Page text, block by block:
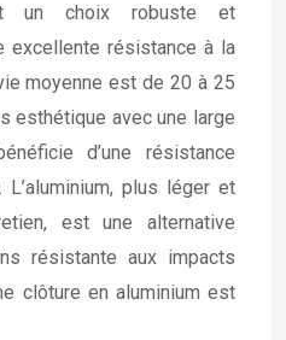
un choix robuste et
excellente résistance à la
moyenne est de 20 à 25
esthétique avec une large
d’une résistance
plus léger et
est une alternative
résistante aux impacts
clôture en aluminium est